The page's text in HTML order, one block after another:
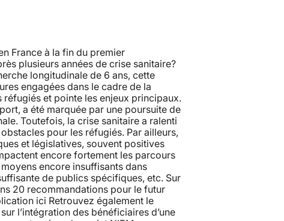
France à la fin du premier
plusieurs années de crise sanitaire?
longitudinale de 6 ans, cette
engagées dans le cadre de la
et pointe les enjeux principaux.
a été marquée par une poursuite de
Toutefois, la crise sanitaire a ralenti
pour les réfugiés. Par ailleurs,
et législatives, souvent positives
encore fortement les parcours
encore insuffisants dans
de publics spécifiques, etc. Sur
20 recommandations pour le futur
ici Retrouvez également le
l’intégration des bénéficiaires d’une